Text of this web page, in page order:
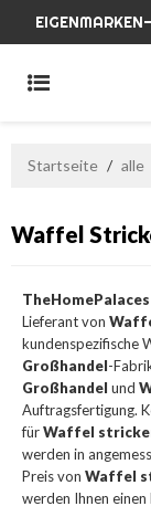
Startseite / alle
Waffel
TheHomePalaces
Lieferant von
kundenspezifische
Großhandel-
Großhandel und
Auftragsfertigung.
fürWaffel
werden in
Preis von Waffel
werden Ihnen